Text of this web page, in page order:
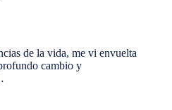
de la vida, me vi envuelta
cambio y